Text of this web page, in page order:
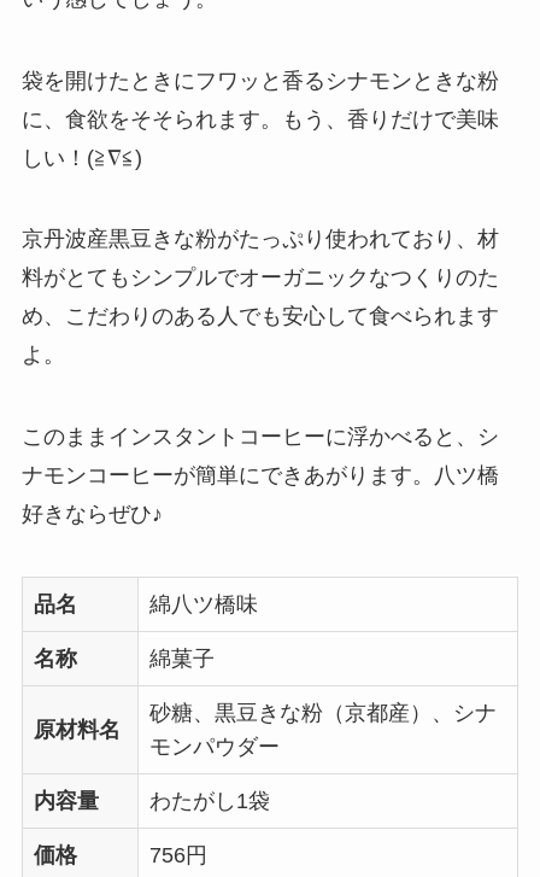
袋を開けたときにフワッと香るシナモンときな粉
に、食欲をそそられます。もう、香りだけで美味
しい！(≧∇≦)
京丹波産黒豆きな粉がたっぷり使われており、材
料がとてもシンプルでオーガニックなつくりのた
め、こだわりのある人でも安心して食べられます
よ。
このままインスタントコーヒーに浮かべると、シ
ナモンコーヒーが簡単にできあがります。八ツ橋
好きならぜひ♪
品名 綿八ツ橋味
名称 綿菓子
原材料名
砂糖、黒豆きな粉（京都産）、シナ
モンパウダー
内容量 わたがし1袋
価格 756円